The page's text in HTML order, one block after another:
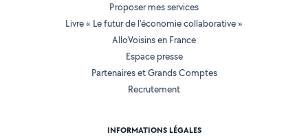
Proposer mes services
Livre « Le futur de l'économie collaborative »
AlloVoisins en France
Espace presse
Partenaires et Grands Comptes
Recrutement
INFORMATIONS LÉGALES